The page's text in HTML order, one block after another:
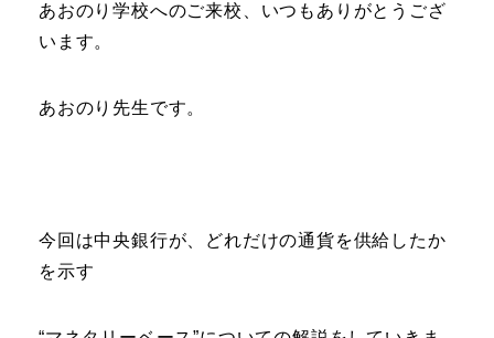
あおのり学校へのご来校、いつもありがとうござ
います。
あおのり先生です。
今回は中央銀行が、どれだけの通貨を供給したか
を示す